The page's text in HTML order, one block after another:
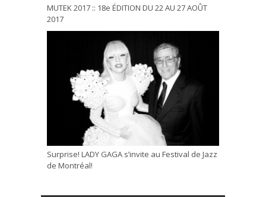
MUTEK 2017 :: 18e ÉDITION DU 22 AU 27 AOÛT
2017
Surprise! LADY GAGA s’invite au Festival de Jazz
de Montréal!